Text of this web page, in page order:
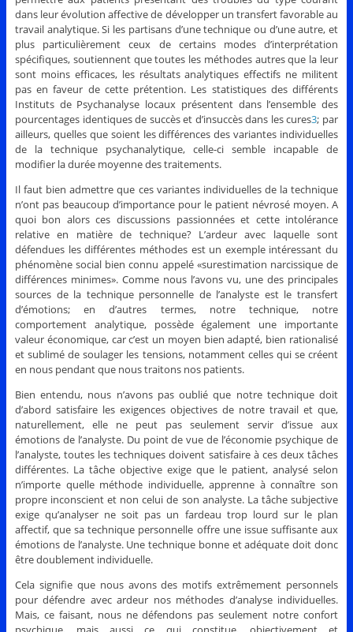
dans leur évolution affective de développer un transfert favorable au
travail analytique. Si les partisans d’une technique ou d’une autre, et
plus particulièrement ceux de certains modes d’interprétation
spécifiques, soutiennent que toutes les méthodes autres que la leur
sont moins efficaces, les résultats analytiques effectifs ne militent
pas en faveur de cette prétention. Les statistiques des différents
Instituts de Psychanalyse locaux présentent dans l’ensemble des
pourcentages identiques de succès et d’insuccès dans les cures3; par
ailleurs, quelles que soient les différences des variantes individuelles
de la technique psychanalytique, celle-ci semble incapable de
modifier la durée moyenne des traitements.
Il faut bien admettre que ces variantes individuelles de la technique
n’ont pas beaucoup d’importance pour le patient névrosé moyen. A
quoi bon alors ces discussions passionnées et cette intolérance
relative en matière de technique? L’ardeur avec laquelle sont
défendues les différentes méthodes est un exemple intéressant du
phénomène social bien connu appelé «surestimation narcissique de
différences minimes». Comme nous l’avons vu, une des principales
sources de la technique personnelle de l’analyste est le transfert
d’émotions; en d’autres termes, notre technique, notre
comportement analytique, possède également une importante
valeur économique, car c’est un moyen bien adapté, bien rationalisé
et sublimé de soulager les tensions, notamment celles qui se créent
en nous pendant que nous traitons nos patients.
Bien entendu, nous n’avons pas oublié que notre technique doit
d’abord satisfaire les exigences objectives de notre travail et que,
naturellement, elle ne peut pas seulement servir d’issue aux
émotions de l’analyste. Du point de vue de l’économie psychique de
l’analyste, toutes les techniques doivent satisfaire à ces deux tâches
différentes. La tâche objective exige que le patient, analysé selon
n’importe quelle méthode individuelle, apprenne à connaître son
propre inconscient et non celui de son analyste. La tâche subjective
exige qu’analyser ne soit pas un fardeau trop lourd sur le plan
affectif, que sa technique personnelle offre une issue suffisante aux
émotions de l’analyste. Une technique bonne et adéquate doit donc
être doublement individuelle.
Cela signifie que nous avons des motifs extrêmement personnels
pour défendre avec ardeur nos méthodes d’analyse individuelles.
Mais, ce faisant, nous ne défendons pas seulement notre confort